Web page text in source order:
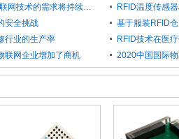
2021年预测市场对RFID物联网技术的需求将持续增加
安全挑战
行业的生产率
RFID技术在医
联网企业增加了商机